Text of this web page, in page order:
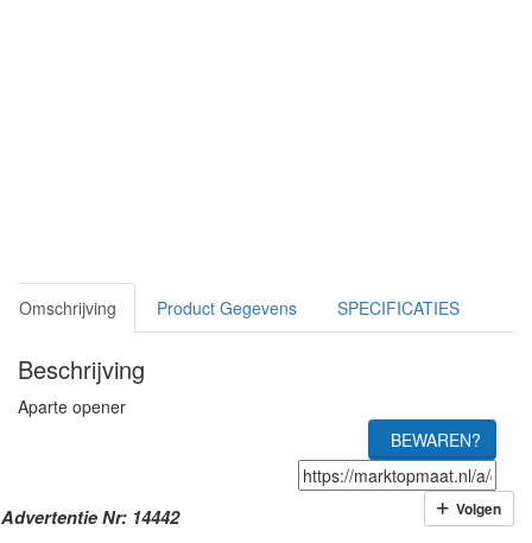
Omschrijving Product Gegevens SPECIFICATIES
Beschrijving
Aparte opener
BEWAREN?
Advertentie Nr: 14442 Volgen